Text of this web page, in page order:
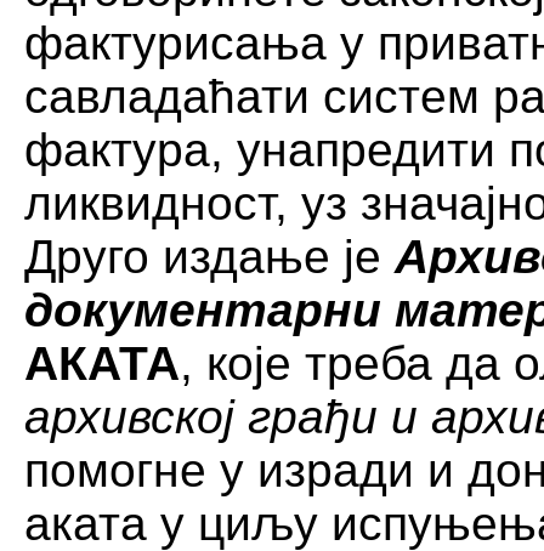
фактурисања у
савладаћати систем
фактура, унапредити
ликвидност, уз
Друго издање је
документарни
АКАТА, које треба да
архивској грађи и
помогне у изради и
аката у циљу